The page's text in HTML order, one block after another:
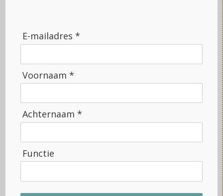
werken
E-mailadres *
Voornaam *
Achternaam *
Functie